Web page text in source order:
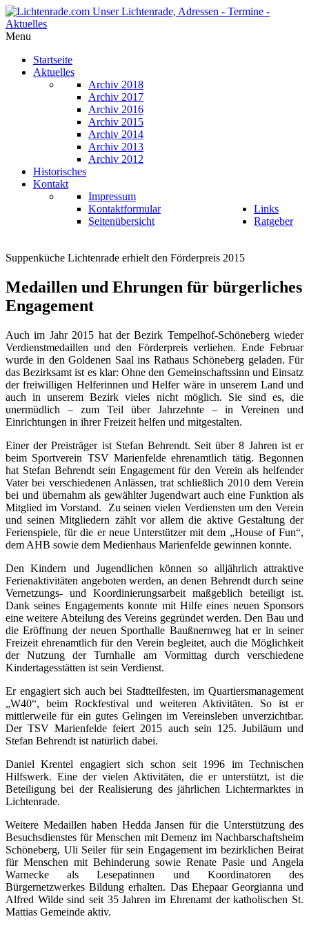
Menu
Startseite
Aktuelles
Archiv 2018
Archiv 2017
Archiv 2016
Archiv 2015
Archiv 2014
Archiv 2013
Archiv 2012
Historisches
Kontakt
Impressum
Kontaktformular
Seitenübersicht
Links
Ratgeber
Suppenküche Lichtenrade erhielt den Förderpreis 2015
Medaillen und Ehrungen für bürgerliches
Engagement
Auch im Jahr 2015 hat der Bezirk Tempelhof-Schöneberg wieder
Verdienstmedaillen und den Förderpreis verliehen. Ende Februar
wurde in den Goldenen Saal ins Rathaus Schöneberg geladen. Für
das Bezirksamt ist es klar: Ohne den Gemeinschaftssinn und Einsatz
der freiwilligen Helferinnen und Helfer wäre in unserem Land und
auch in unserem Bezirk vieles nicht möglich. Sie sind es, die
unermüdlich – zum Teil über Jahrzehnte – in Vereinen und
Einrichtungen in ihrer Freizeit helfen und mitgestalten.
Einer der Preisträger ist Stefan Behrendt. Seit über 8 Jahren ist er
beim Sportverein TSV Marienfelde ehrenamtlich tätig. Begonnen
hat Stefan Behrendt sein Engagement für den Verein als helfender
Vater bei verschiedenen Anlässen, trat schließlich 2010 dem Verein
bei und übernahm als gewählter Jugendwart auch eine Funktion als
Mitglied im Vorstand. Zu seinen vielen Verdiensten um den Verein
und seinen Mitgliedern zählt vor allem die aktive Gestaltung der
Ferienspiele, für die er neue Unterstützer mit dem „House of Fun“,
dem AHB sowie dem Medienhaus Marienfelde gewinnen konnte.
Den Kindern und Jugendlichen können so alljährlich attraktive
Ferienaktivitäten angeboten werden, an denen Behrendt durch seine
Vernetzungs- und Koordinierungsarbeit maßgeblich beteiligt ist.
Dank seines Engagements konnte mit Hilfe eines neuen Sponsors
eine weitere Abteilung des Vereins gegründet werden. Den Bau und
die Eröffnung der neuen Sporthalle Baußnernweg hat er in seiner
Freizeit ehrenamtlich für den Verein begleitet, auch die Möglichkeit
der Nutzung der Turnhalle am Vormittag durch verschiedene
Kindertagesstätten ist sein Verdienst.
Er engagiert sich auch bei Stadtteilfesten, im Quartiersmanagement
„W40“, beim Rockfestival und weiteren Aktivitäten. So ist er
mittlerweile für ein gutes Gelingen im Vereinsleben unverzichtbar.
Der TSV Marienfelde feiert 2015 auch sein 125. Jubiläum und
Stefan Behrendt ist natürlich dabei.
Daniel Krentel engagiert sich schon seit 1996 im Technischen
Hilfswerk. Eine der vielen Aktivitäten, die er unterstützt, ist die
Beteiligung bei der Realisierung des jährlichen Lichtermarktes in
Lichtenrade.
Weitere Medaillen haben Hedda Jansen für die Unterstützung des
Besuchsdienstes für Menschen mit Demenz im Nachbarschaftsheim
Schöneberg, Uli Seiler für sein Engagement im bezirklichen Beirat
für Menschen mit Behinderung sowie Renate Pasie und Angela
Warnecke als Lesepatinnen und Koordinatoren des
Bürgernetzwerkes Bildung erhalten. Das Ehepaar Georgianna und
Alfred Wilde sind seit 35 Jahren im Ehrenamt der katholischen St.
Mattias Gemeinde aktiv.